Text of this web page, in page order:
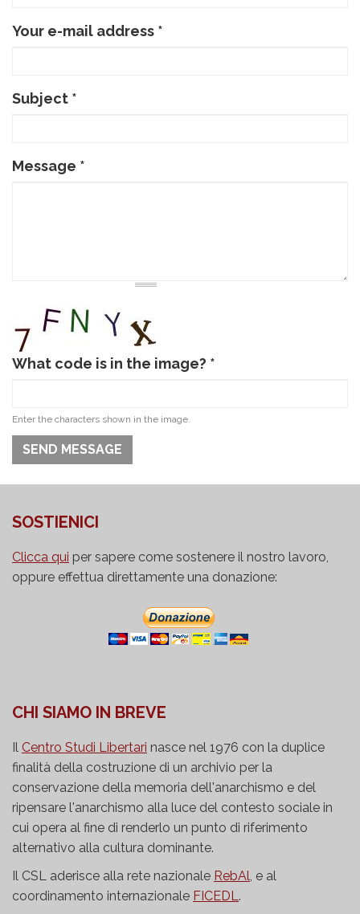
Your e-mail address *
Subject *
Message *
What code is in the image? *
Enter the characters shown in the image.
SEND MESSAGE
SOSTIENICI
Clicca qui per sapere come sostenere il nostro lavoro,
oppure effettua direttamente una donazione:
CHI SIAMO IN BREVE
Il Centro Studi Libertari nasce nel 1976 con la duplice
finalità della costruzione di un archivio per la
conservazione della memoria dell'anarchismo e del
ripensare l'anarchismo alla luce del contesto sociale in
cui opera al fine di renderlo un punto di riferimento
alternativo alla cultura dominante.
Il CSL aderisce alla rete nazionale RebAl, e al
coordinamento internazionale FICEDL.